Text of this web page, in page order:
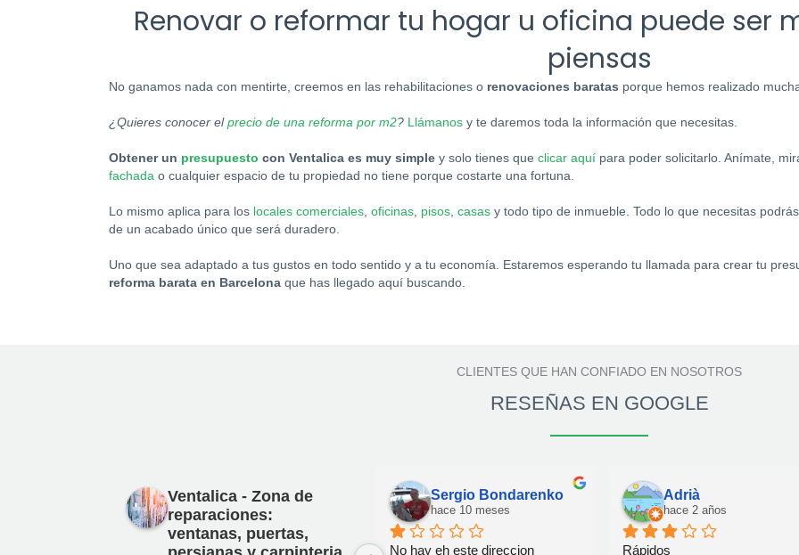
Renovar o reformar tu hogar u oficina puede ser
piensas
No ganamos nada con mentirte, creemos en las rehabilitaciones o renovaciones baratas porque hemos realizado
¿Quieres conocer elprecio de una reforma por m2? Llámanos y te daremos toda la información que necesitas.
Obtener un presupuesto con Ventalica es muy simple y solo tienes que clicar aquí para poder solicitarlo. Anímate,
fachada o cualquier espacio de tu propiedad no tiene porque costarte una fortuna.
Lo mismo aplica para los locales comerciales oficinas pisos casas y todo tipo de inmueble. Todo lo que necesitas
de un acabado único que será duradero.
Uno que sea adaptado a tus gustos en todo sentido y a tu economía. Estaremos esperando tu llamada para crear tu
reforma barata en Barcelona que has llegado aquí buscando.
CLIENTES QUE HAN CONFIADO EN NOSOTROS
RESEÑAS EN GOOGLE
Ventalica - Zona de
reparaciones:
ventanas, puertas,
Sergio Bondarenko
hace 10 meses
No hay eh este direccion
Adrià
hace 2 años
Rápidos